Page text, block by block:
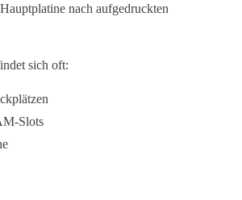
nach aufgedruckten
sich oft:
Slots